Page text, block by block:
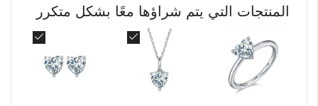
المنتجات التي يتم شراؤها معًا بشكل متكرر